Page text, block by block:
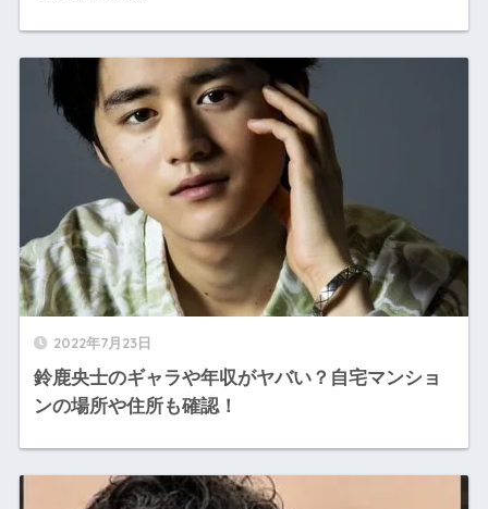
2022年7月23日
鈴鹿央士のギャラや年収がヤバい？自宅マンショ
ンの場所や住所も確認！